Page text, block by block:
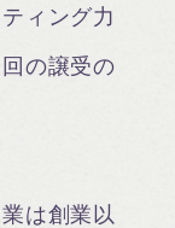
ィング力
の譲受の
は創業以